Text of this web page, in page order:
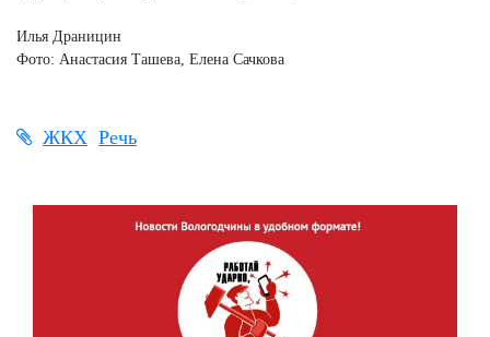
Илья Драницин
Фото: Анастасия Ташева, Елена Сачкова
ЖКХ Речь